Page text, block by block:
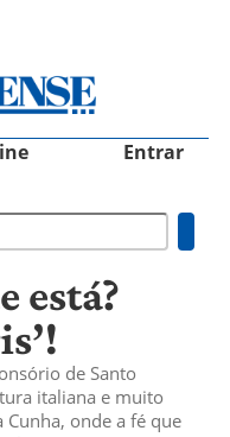
Entrar
está?
de Santo
italiana e muito
onde a fé que